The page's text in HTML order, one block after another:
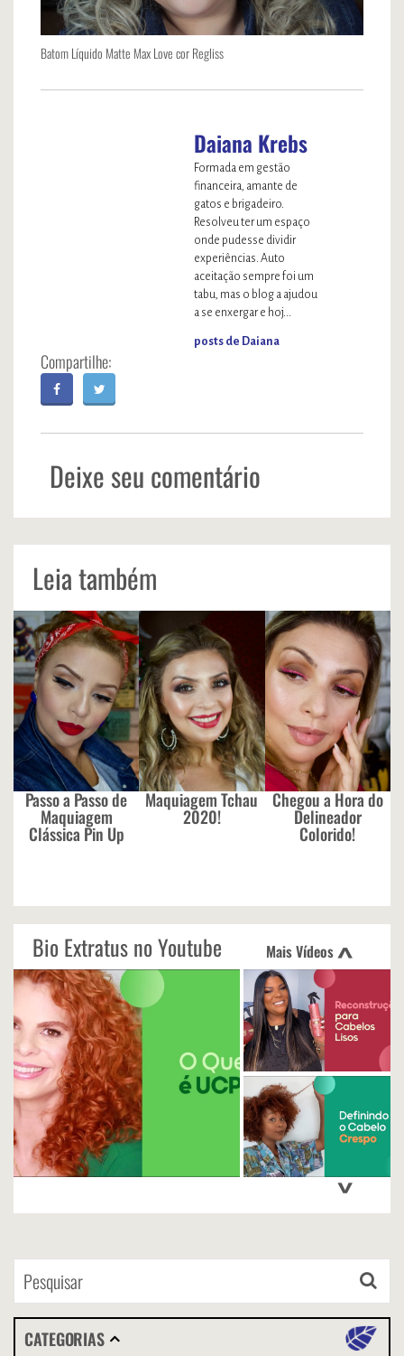
Batom Líquido Matte Max Love cor Regliss
Daiana Krebs
Formada em gestão
financeira, amante de
gatos e brigadeiro.
Resolveu ter um espaço
onde pudesse dividir
experiências. Auto
aceitação sempre foi um
tabu, mas o blog a ajudou
a se enxergar e hoj...
posts de Daiana
Deixe seu comentário
Leia também
Passo a Passo de
Maquiagem
Clássica Pin Up
Maquiagem Tchau
2020!
Chegou a Hora do
Delineador
Colorido!
<
Bio Extratus no Youtube Mais Vídeos
>
CATEGORIAS